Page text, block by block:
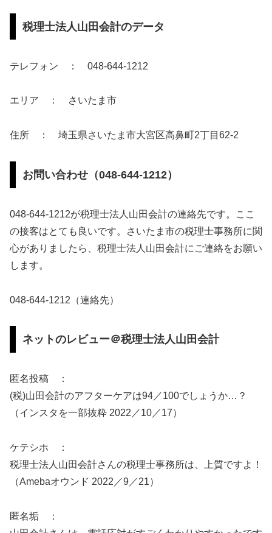
税理士法人山田会計のデータ
テレフォン ： 048-644-1212
エリア ： さいたま市
住所 ： 埼玉県さいたま市大宮区高鼻町2丁目62-2
お問い合わせ（048-644-1212）
048-644-1212が税理士法人山田会計の連絡先です。ここ
の接客はとても良いです。さいたま市の税理士事務所に関
心がありましたら、税理士法人山田会計にご連絡をお願い
します。
048-644-1212（連絡先）
ネットのレビュー＠税理士法人山田会計
匿名投稿 ：
(税)山田会計のアフターケアは94／100でしょうか…？
（インスタを一部抜粋 2022／10／17）
ケテシホ ：
税理士法人山田会計さんの税理士事務所は、上質ですよ！
（Amebaオウンド 2022／9／21）
匿名垢 ：